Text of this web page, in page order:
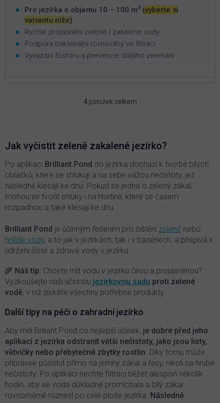
Pro jezírka o objemu 10 – 100 m3 (vyberte si
variantu níže)
Rychlé projasnění zelené i zakalené vody
Podpora bakteriální rovnováhy ve filtraci
Vyvázání fosforu a prevence dalšího zelenání
O
d
a
c
í
p
r
v
k
v
ý
p
i
u
4položek celkem
Jak vyčistit zeleně zakalené jezírko?
Po aplikaci Brilliant Pond do jezírka dochází k tvorbě bílých
obláčků, které se shlukují a na sebe vážou nečistoty, jež
následně klesají ke dnu. Pokud se jedná o zelený zákal,
mohou se tvořit shluky i na hladině, které se časem
rozpadnou a také klesají ke dnu.
Brilliant Pond je účinným řešením pro čištění zelené nebo
hnědé vody, a to jak v jezírkách, tak i v bazénech, a přispívá k
udržení čisté a zdravé vody v jezírku.
🌾 Náš tip: Chcete mít vodu v jezírku čirou a projasněnou?
Vyzkoušejte naši účinnou jezírkovou sadu proti zelené
vodě, v níž získáte všechny potřebné produkty.
Další tipy na péči o zahradní jezírko
Aby měl Briliant Pond co nejlepší účinek, je dobré před jeho
aplikací z jezírka odstranit větší nečistoty, jako jsou listy,
větvičky nebo přebytečné zbytky rostlin. Díky tomu může
přípravek působit přímo na jemný zákal a řasy, nikoli na hrubé
nečistoty. Po aplikaci nechte filtraci běžet alespoň několik
hodin, aby se voda důkladně promíchala a bílý zákal
rovnoměrně roznesl po celé ploše jezírka. Následně